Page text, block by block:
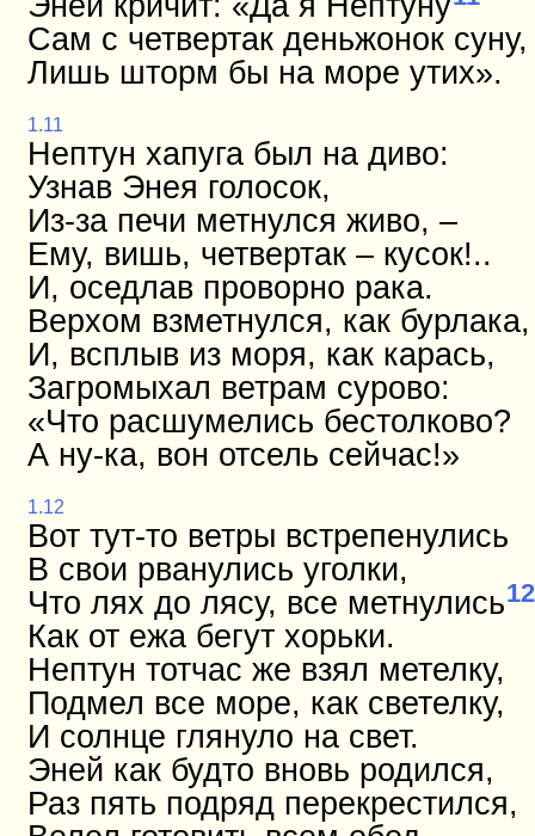
Сам с четвертак деньжонок суну,
Лишь шторм бы на море утих».
1.11
Нептун хапуга был на диво:
Узнав Энея голосок,
Из-за печи метнулся живо, –
Ему, вишь, четвертак – кусок!..
И, оседлав проворно рака.
Верхом взметнулся, как бурлака,
И, всплыв из моря, как карась,
Загромыхал ветрам сурово:
«Что расшумелись бестолково?
А ну-ка, вон отсель сейчас!»
1.12
Вот тут-то ветры встрепенулись
В свои рванулись уголки,
Что лях до лясу, все метнулись12
Как от ежа бегут хорьки.
Нептун тотчас же взял метелку,
Подмел все море, как светелку,
И солнце глянуло на свет.
Эней как будто вновь родился,
Раз пять подряд перекрестился,